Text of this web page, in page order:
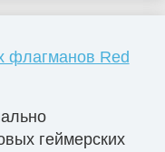
флагманов Red
геймерских